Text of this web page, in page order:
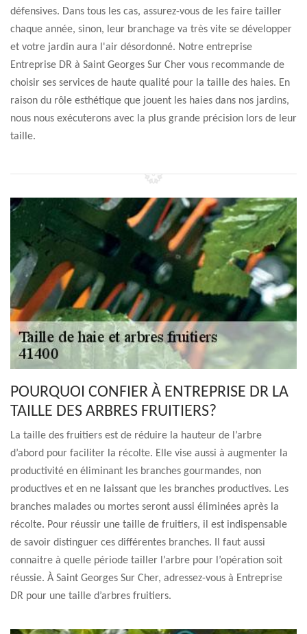
défensives. Dans tous les cas, assurez-vous de les faire tailler
chaque année, sinon, leur branchage va très vite se développer
et votre jardin aura l'air désordonné. Notre entreprise
Entreprise DR à Saint Georges Sur Cher vous recommande de
choisir ses services de haute qualité pour la taille des haies. En
raison du rôle esthétique que jouent les haies dans nos jardins,
nous nous exécuterons avec la plus grande précision lors de leur
taille.
POURQUOI CONFIER À ENTREPRISE DR LA
TAILLE DES ARBRES FRUITIERS?
La taille des fruitiers est de réduire la hauteur de l’arbre
d’abord pour faciliter la récolte. Elle vise aussi à augmenter la
productivité en éliminant les branches gourmandes, non
productives et en ne laissant que les branches productives. Les
branches malades ou mortes seront aussi éliminées après la
récolte. Pour réussir une taille de fruitiers, il est indispensable
de savoir distinguer ces différentes branches. Il faut aussi
connaitre à quelle période tailler l’arbre pour l’opération soit
réussie. À Saint Georges Sur Cher, adressez-vous à Entreprise
DR pour une taille d’arbres fruitiers.